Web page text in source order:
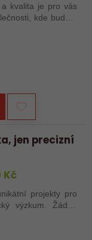
kvalita je pro vás
výroby a
jen precizní
Kč
projekty pro
výzkum. Žádná